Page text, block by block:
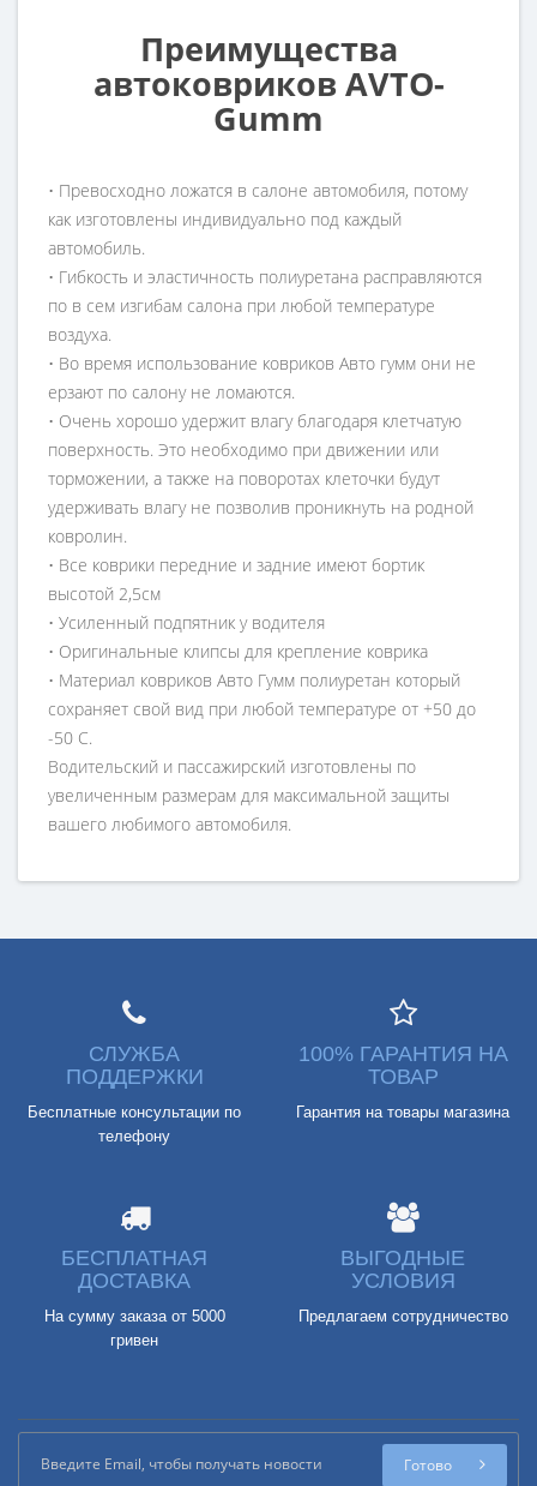
Преимущества
автоковриков AVTO-
Gumm
• Превосходно ложатся в салоне автомобиля, потому
как изготовлены индивидуально под каждый
автомобиль.
• Гибкость и эластичность полиуретана расправляются
по в сем изгибам салона при любой температуре
воздуха.
• Во время использование ковриков Авто гумм они не
ерзают по салону не ломаются.
• Очень хорошо удержит влагу благодаря клетчатую
поверхность. Это необходимо при движении или
торможении, а также на поворотах клеточки будут
удерживать влагу не позволив проникнуть на родной
ковролин.
• Все коврики передние и задние имеют бортик
высотой 2,5см
• Усиленный подпятник у водителя
• Оригинальные клипсы для крепление коврика
• Материал ковриков Авто Гумм полиуретан который
сохраняет свой вид при любой температуре от +50 до
-50 С.
Водительский и пассажирский изготовлены по
увеличенным размерам для максимальной защиты
вашего любимого автомобиля.
СЛУЖБА
ПОДДЕРЖКИ
Бесплатные консультации по
телефону
100% ГАРАНТИЯ НА
ТОВАР
Гарантия на товары магазина
БЕСПЛАТНАЯ
ДОСТАВКА
На сумму заказа от 5000
гривен
ВЫГОДНЫЕ
УСЛОВИЯ
Предлагаем сотрудничество
Готово